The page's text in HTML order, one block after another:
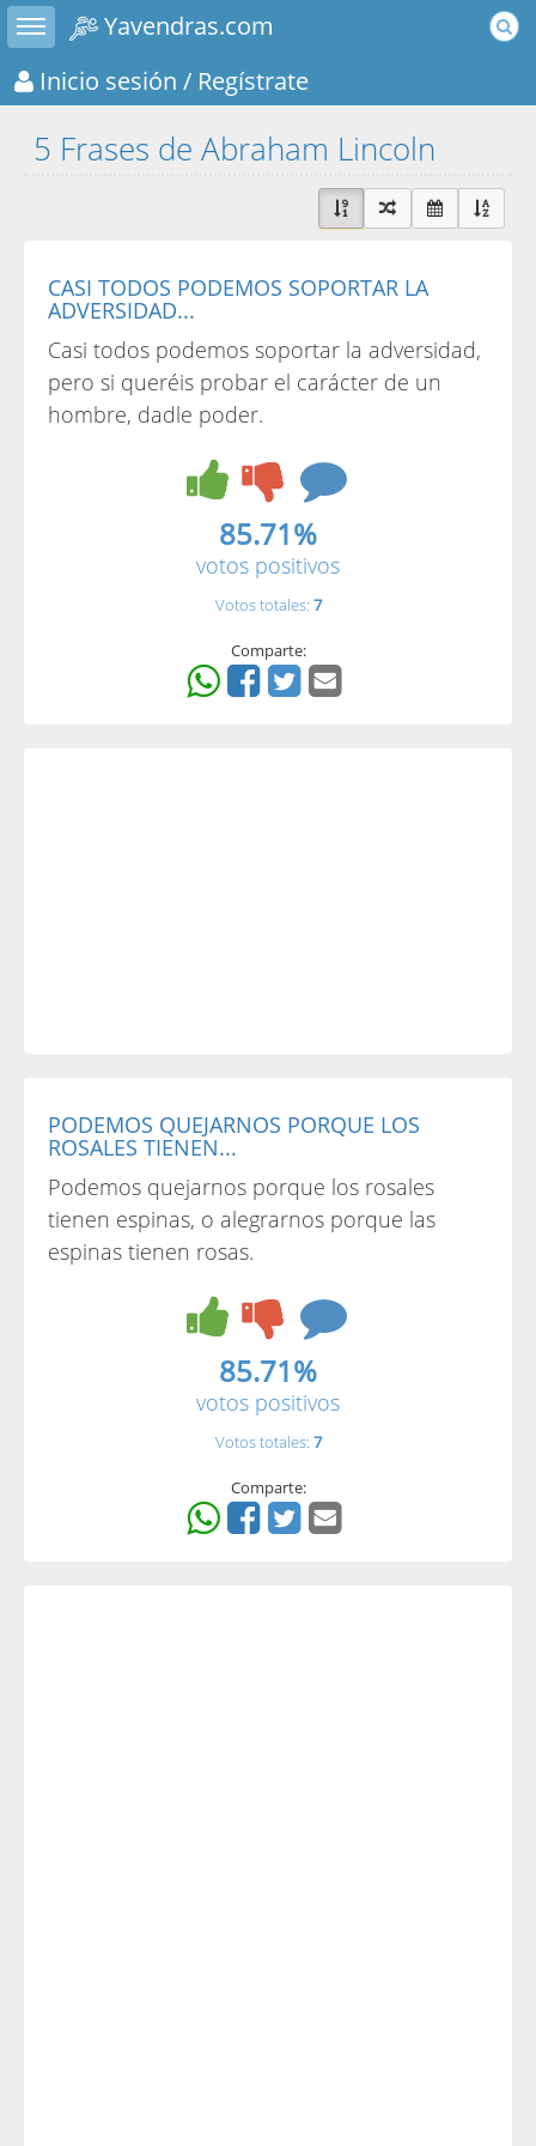
Toggle sidebar
Yavendras.com
Inicio sesión / Regístrate
5 Frases de Abraham Lincoln
CASI TODOS PODEMOS SOPORTAR LA
ADVERSIDAD...
Casi todos podemos soportar la adversidad,
pero si queréis probar el carácter de un
hombre, dadle poder.
85.71%
votos positivos
Votos totales: 7
Comparte:
PODEMOS QUEJARNOS PORQUE LOS
ROSALES TIENEN...
Podemos quejarnos porque los rosales
tienen espinas, o alegrarnos porque las
espinas tienen rosas.
85.71%
votos positivos
Votos totales: 7
Comparte: